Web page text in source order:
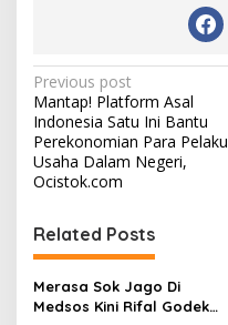
P
o
s
t
a
v
i
Previous post
Mantap! Platform Asal
Indonesia Satu Ini Bantu
Perekonomian Para Pelaku
Usaha Dalam Negeri,
Ocistok.com
Related Posts
Merasa Sok Jago Di
Medsos Kini Rifal Godek